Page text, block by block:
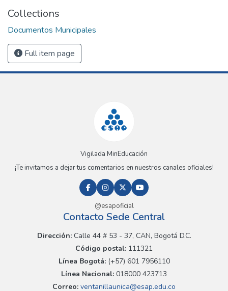
Collections
Documentos Municipales
Full item page
Vigilada MinEducación
¡Te invitamos a dejar tus comentarios en nuestros canales oficiales!
@esapoficial
Contacto Sede Central
Dirección:Calle 44 # 53 - 37, CAN, Bogotá D.C.
Código postal: 111321
Línea Bogotá:(+57) 601 7956110
Línea Nacional: 018000 423713
Correo: ventanillaunica@esap.edu.co